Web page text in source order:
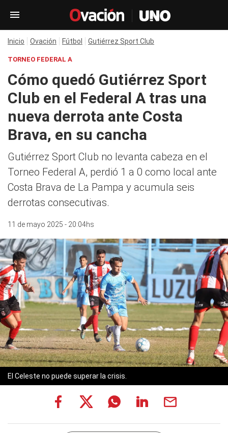
Inicio Ovación Fútbol Gutiérrez Sport Club
TORNEO FEDERAL A
Cómo quedó Gutiérrez Sport
Club en el Federal A tras una
nueva derrota ante Costa
Brava, en su cancha
Gutiérrez Sport Club no levanta cabeza en el
Torneo Federal A, perdió 1 a 0 como local ante
Costa Brava de La Pampa y acumula seis
derrotas consecutivas.
11 de mayo 2025 - 20:04hs
El Celeste no puede superar la crisis.